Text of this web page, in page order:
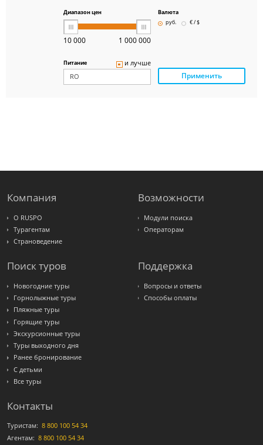
Интурист
Диапазон цен
10 000 1 000 000
Валюта
руб.
€ / $
Питание и лучше
Применить
Компания
О RUSPO
Турагентам
Страноведение
Возможности
Модули поиска
Операторам
Поиск туров
Новогодние туры
Горнолыжные туры
Пляжные туры
Горящие туры
Экскурсионные туры
Туры выходного дня
Ранее бронирование
С детьми
Все туры
Поддержка
Вопросы и ответы
Способы оплаты
Контакты
Туристам: 8 800 100 54 34
Агентам: 8 800 100 54 34